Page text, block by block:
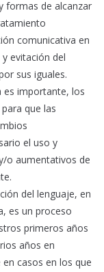
formas de alcanzar
comunicativa en
evitación del
sus iguales.
es importante, los
que las
el uso y
o aumentativos de
del lenguaje, en
es un proceso
primeros años
años en
casos en los que